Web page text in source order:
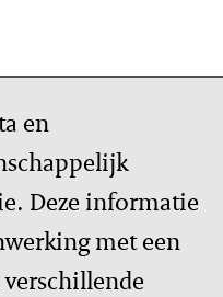
en
Deze informatie
met een